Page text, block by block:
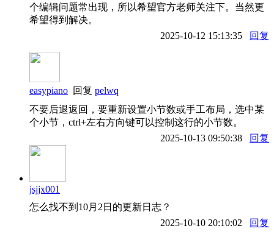
个编辑问题常出现，所以希望官方老师关注下。当然更
希望得到解决。
2025-10-12 15:13:35
回复
easypiano 回复 pelwq
不要后退返回，要重新设置小节数或手工布局，选中某
个小节，ctrl+左右方向键可以控制这行的小节数。
2025-10-13 09:50:38
回复
jsjjx001
怎么找不到10月2日的更新日志？
2025-10-10 20:10:02
回复